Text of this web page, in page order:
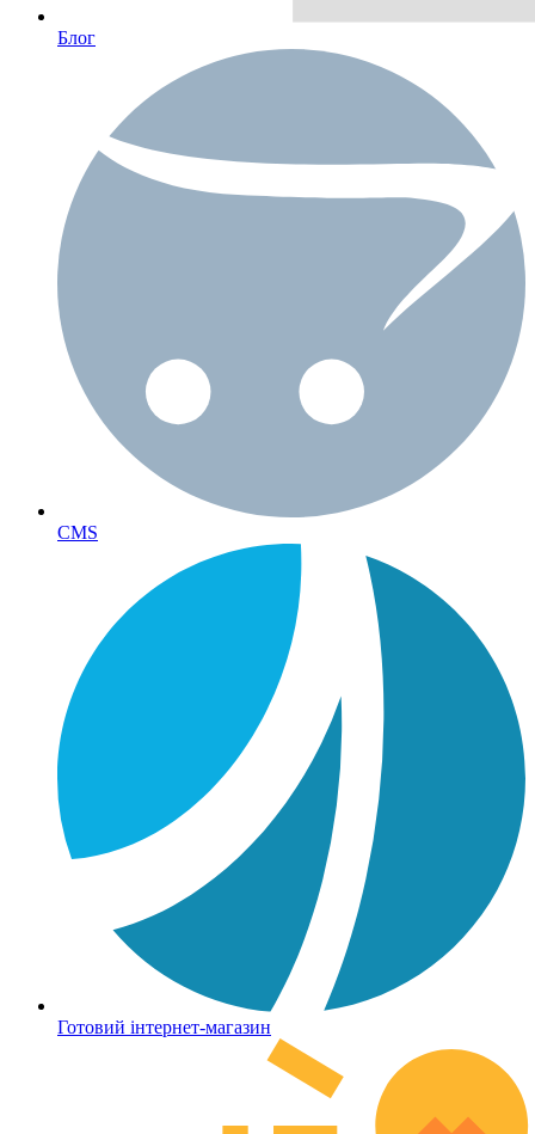
Блог
CMS
Готовий інтернет-магазин